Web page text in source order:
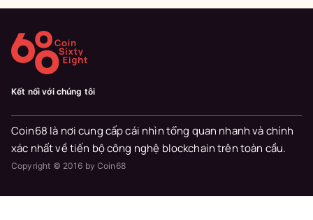
Kết nối với chúng tôi
Coin68 là nơi cung cấp cái nhìn tổng quan nhanh và chính
xác nhất về tiến bộ công nghệ blockchain trên toàn cầu.
Copyright © 2016 by Coin68